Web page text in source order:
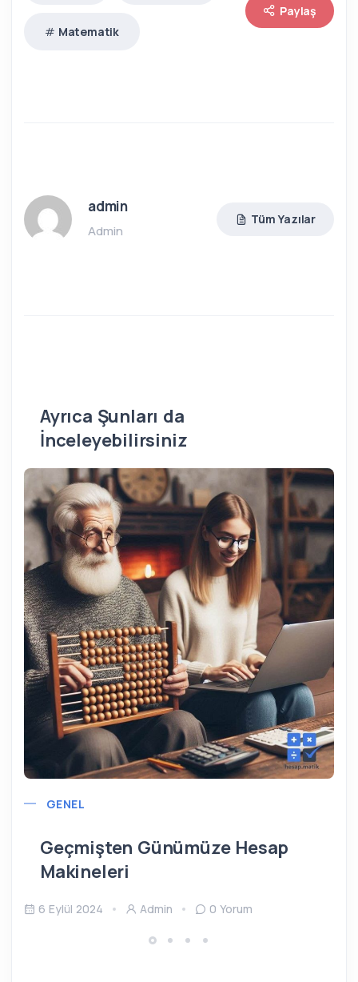
Matematik
Paylaş
admin
Admin
Tüm Yazılar
Ayrıca Şunları da
İnceleyebilirsiniz
GENEL
Geçmişten Günümüze Hesap
Makineleri
6 Eylül 2024 Admin 0 Yorum